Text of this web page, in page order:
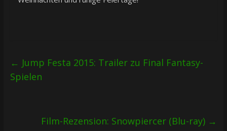
← Jump Festa 2015: Trailer zu Final Fantasy-
Spielen
Film-Rezension: Snowpiercer (Blu-ray) →